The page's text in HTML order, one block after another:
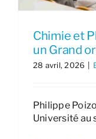
Chimie et
un Grand
28 avril, 2026
Philippe
Université au